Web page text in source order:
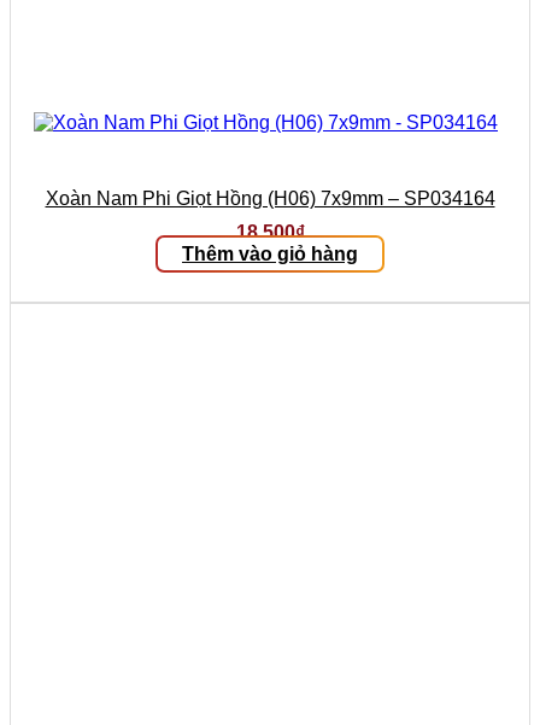
Xoàn Nam Phi Giọt Hồng (H06) 7x9mm – SP034164
18.500₫
Thêm vào giỏ hàng